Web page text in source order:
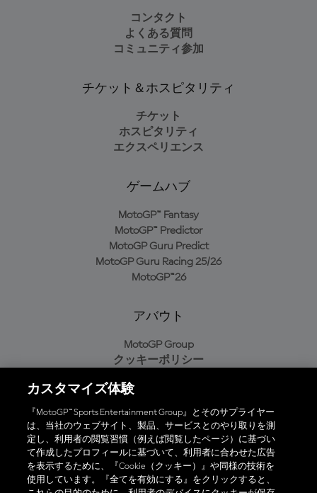
コンタクト
よくある質問
コミュニティ参加
チケット＆ホスピタリティ
チケット
ホスピタリティ
エクスペリエンス
ゲームハブ
MotoGP™ Fantasy
MotoGP™ Predictor
MotoGP Guru Predict
MotoGP Guru Racing 25/26
MotoGP™26
アバウト
MotoGP Group
クッキーポリシー
プライバシーポリシー
購入ポリシー
オフィシャルアプリ
カスタマイズ体験
『MotoGP™ Sports Entertainment Group』とそのサプライヤー
は、当社のウェブサイト、製品、サービスとのやり取りを測
定し、利用者の閲覧習慣（例えば閲覧したページ）に基づい
て作成したプロフィールに基づいて、利用者に合わせた広告
を表示するために、『Cookie（クッキー）』や同様の技術を
使用しています。『全てを有効にする』をクリックすると、